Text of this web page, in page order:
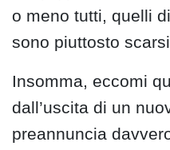
o meno tutti, quelli
sono piuttosto
Insomma, eccomi
dall’uscita di un
preannuncia